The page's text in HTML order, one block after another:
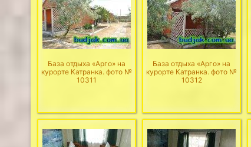
База отдыха «Арго» на
курорте Катранка. фото №
10311
База отдыха «Арго» на
курорте Катранка. фото №
10312